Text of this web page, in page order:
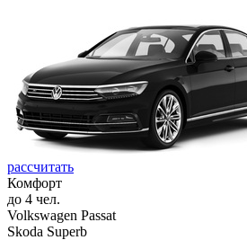
рассчитать
Комфорт
до 4 чел.
Volkswagen Passat
Skoda Superb